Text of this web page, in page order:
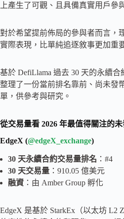
上產生了可觀、且具備真實用戶參
對於希望提前佈局的參與者而言，
實際表現，比單純追逐敘事更加重
基於 DefiLlama 過去 30 天的永續
整理了一份當前排名靠前、尚未發
單，供參考與研究。
從交易量看 2026 年最值得關注的
EdgeX (@edgeX_exchange)
30 天永續合約交易量排名 ：#4
30 天交易量 ：910.05 億美元
融資 ：由 Amber Group 孵化
EdgeX 是基於 StarkEx（以太坊 L2